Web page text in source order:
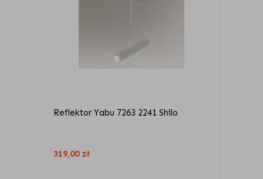
Reflektor Yabu 7263 2241 Shilo
319,00 zł